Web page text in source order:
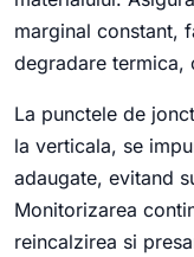
marginal constant,
degradare termica,
La punctele de
la verticala, se
adaugate, evitand
Monitorizarea
reincalzirea si